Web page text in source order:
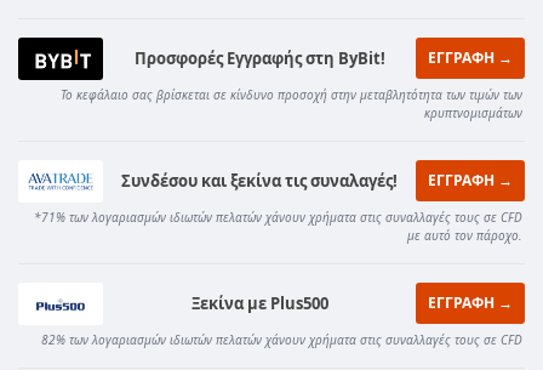
Προσφορές Εγγραφής στη ByBit! ΕΓΓΡΑΦΗ →
Το κεφάλαιο σας βρίσκεται σε κίνδυνο προσοχή στην μεταβλητότητα των τιμών των
κρυπτνομισμάτων
Συνδέσου και ξεκίνα τις συναλαγές! ΕΓΓΡΑΦΗ →
*71% των λογαριασμών ιδιωτών πελατών χάνουν χρήματα στις συναλλαγές τους σε CFD
με αυτό τον πάροχο.
Ξεκίνα με Plus500 ΕΓΓΡΑΦΗ →
82% των λογαριασμών ιδιωτών πελατών χάνουν χρήματα στις συναλλαγές τους σε CFD